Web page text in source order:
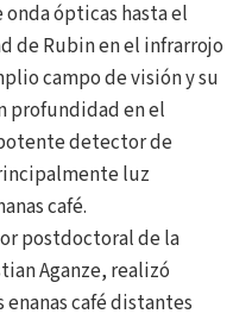
ópticas hasta el
de Rubin en el infrarrojo
campo de visión y su
profundidad en el
detector de
luz
café.
postdoctoral de la
Aganze, realizó
café distantes